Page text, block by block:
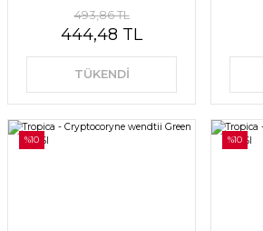
493,86 TL
444,48 TL
TÜKENDİ
%10 %10